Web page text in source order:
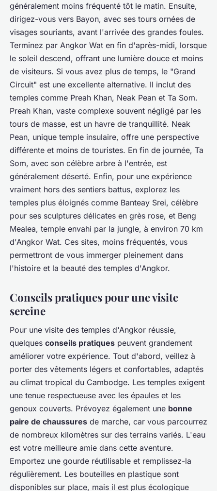
généralement moins fréquenté tôt le matin. Ensuite,
dirigez-vous vers Bayon, avec ses tours ornées de
visages souriants, avant l'arrivée des grandes foules.
Terminez par Angkor Wat en fin d'après-midi, lorsque
le soleil descend, offrant une lumière douce et moins
de visiteurs. Si vous avez plus de temps, le "Grand
Circuit" est une excellente alternative. Il inclut des
temples comme Preah Khan, Neak Pean et Ta Som.
Preah Khan, vaste complexe souvent négligé par les
tours de masse, est un havre de tranquillité. Neak
Pean, unique temple insulaire, offre une perspective
différente et moins de touristes. En fin de journée, Ta
Som, avec son célèbre arbre à l'entrée, est
généralement déserté. Enfin, pour une expérience
vraiment hors des sentiers battus, explorez les
temples plus éloignés comme Banteay Srei, célèbre
pour ses sculptures délicates en grès rose, et Beng
Mealea, temple envahi par la jungle, à environ 70 km
d'Angkor Wat. Ces sites, moins fréquentés, vous
permettront de vous immerger pleinement dans
l'histoire et la beauté des temples d'Angkor.
Conseils pratiques pour une visite
sereine
Pour une visite des temples d'Angkor réussie,
quelques conseils pratiques peuvent grandement
améliorer votre expérience. Tout d'abord, veillez à
porter des vêtements légers et confortables, adaptés
au climat tropical du Cambodge. Les temples exigent
une tenue respectueuse avec les épaules et les
genoux couverts. Prévoyez également une bonne
paire de chaussures de marche, car vous parcourrez
de nombreux kilomètres sur des terrains variés. L'eau
est votre meilleure amie dans cette aventure.
Emportez une gourde réutilisable et remplissez-la
régulièrement. Les bouteilles en plastique sont
disponibles sur place, mais il est plus écologique